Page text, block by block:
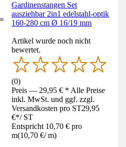
Gardinenstangen Set
ausziehbar 2in1 edelstahl-optik
160-280 cm Ø 16/19 mm
Artikel wurde noch nicht
bewertet.
(0)
Preis — 29,95 € * Alle Preise
inkl. MwSt. und ggf. zzgl.
Versandkosten pro ST29,95
€*/ ST
Entspricht 10,70 € pro
m(10,70 €/ m)